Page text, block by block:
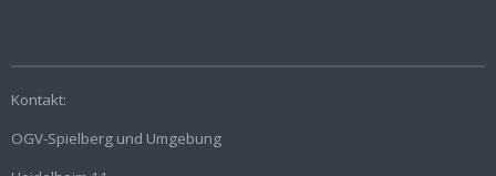
Kontakt:
OGV-Spielberg und Umgebung